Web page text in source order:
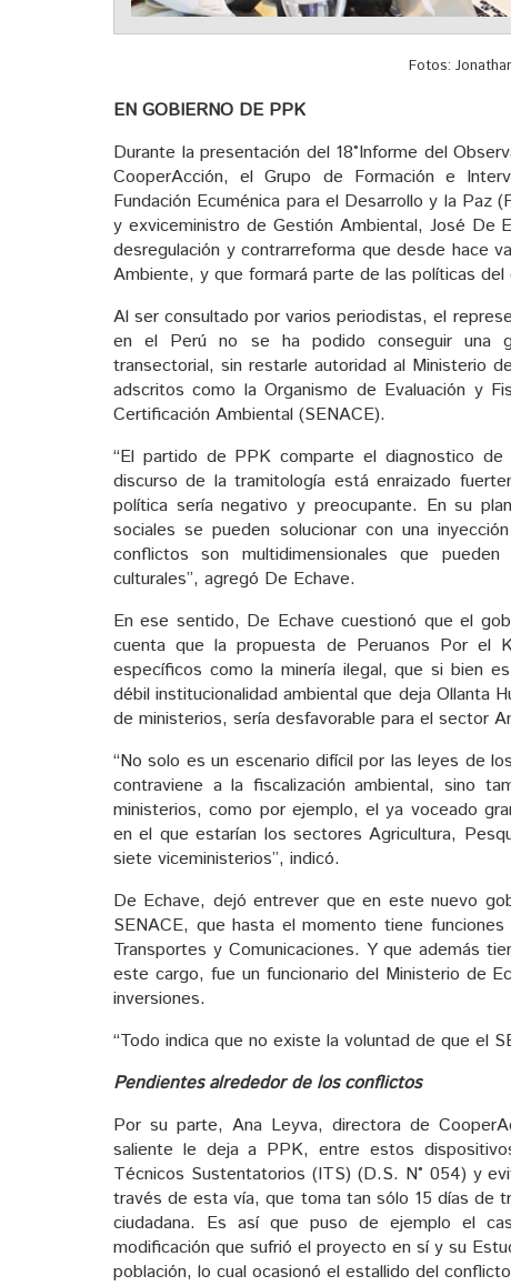
Fotos:
EN GOBIERNO DE PPK
Durante la presentación del 18°Informe del
CooperAcción, el Grupo de Formación e
Fundación Ecuménica para el Desarrollo y la Paz
y exviceministro de Gestión Ambiental, José De
desregulación y contrarreforma que desde hace
Ambiente, y que formará parte de las políticas
Al ser consultado por varios periodistas, el
en el Perú no se ha podido conseguir una
transectorial, sin restarle autoridad al Ministerio
adscritos como la Organismo de Evaluación y
Certificación Ambiental (SENACE).
“El partido de PPK comparte el diagnostico
discurso de la tramitología está enraizado
política sería negativo y preocupante. En su
sociales se pueden solucionar con una
conflictos son multidimensionales que
culturales”, agregó De Echave.
En ese sentido, De Echave cuestionó que el
cuenta que la propuesta de Peruanos Por el
específicos como la minería ilegal, que si bien
débil institucionalidad ambiental que deja Ollanta
de ministerios, sería desfavorable para el sector
“No solo es un escenario difícil por las leyes de
contraviene a la fiscalización ambiental, sino
ministerios, como por ejemplo, el ya voceado
en el que estarían los sectores Agricultura,
siete viceministerios”, indicó.
De Echave, dejó entrever que en este nuevo
SENACE, que hasta el momento tiene
Transportes y Comunicaciones. Y que además
este cargo, fue un funcionario del Ministerio de
inversiones.
“Todo indica que no existe la voluntad de que el
Pendientes alrededor de los conflictos
Por su parte, Ana Leyva, directora de
saliente le deja a PPK, entre estos
Técnicos Sustentatorios (ITS) (D.S. N° 054) y
través de esta vía, que toma tan sólo 15 días de
ciudadana. Es así que puso de ejemplo el
modificación que sufrió el proyecto en sí y su
población, lo cual ocasionó el estallido del